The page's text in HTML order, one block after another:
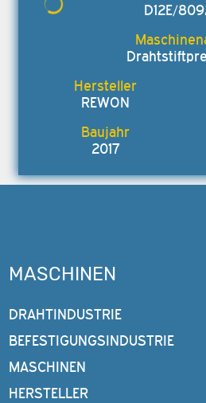
D12E/
REWON
2017
MASCHINEN
DRAHTINDUSTRIE
BEFESTIGUNGSINDUSTRIE
MASCHINEN
HERSTELLER